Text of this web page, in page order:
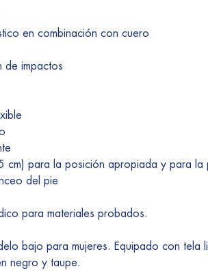
en combinación con cuero
de impactos
cm) para la posición apropiada y para la
del pie
para materiales probados.
bajo para mujeres. Equipado con tela
negro y taupe.